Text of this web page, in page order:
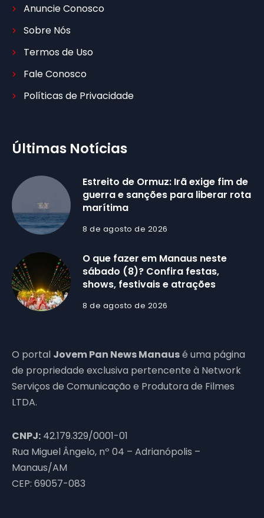
Anuncie Conosco
Sobre Nós
Termos de Uso
Fale Conosco
Políticas de Privacidade
Últimas Notícias
Estreito de Ormuz: Irã exige fim de
guerra e sanções para liberar rota
marítima
8 de agosto de 2026
O que fazer em Manaus neste
sábado (8)? Confira festas,
shows, festivais e atrações
8 de agosto de 2026
O portal Jovem Pan News Manausé uma página
de propriedade exclusiva pertencente à Network
Serviços de Comunicação e Produtora de Filmes
LTDA.
CNPJ: 42.179.329/0001-01
Rua Miguel Ângelo, nº 04 – Adrianópolis –
Manaus/AM
CEP: 69057-083